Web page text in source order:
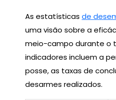
As estatísticas de
uma visão sobre a
meio-campo durante o
indicadores incluem a
posse, as taxas de
desarmes realizados.